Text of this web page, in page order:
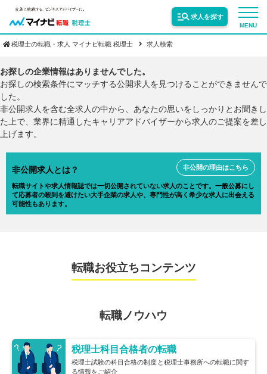
MENU
求人を探す
転職お役立ち情報
求人情報
税理士の転職・求人 マイナビ転職 税理士 求人検索
お探しの企業情報はありませんでした。
お探しの検索条件にマッチする公開求人を見つけることができませんで
した。
非公開求人を含む全求人の中から、あなたの思いをしっかりとお聞きし
た上で、業界に精通したキャリアアドバイザーから求人のご提案を差し
上げます。
非公開求人とは？
転職サイトや求人情報誌では一切公開されていない求人のことです。一般公募にし
て応募者の殺到を避けたい大手企業の求人や、専門性が高く希少な求人に出会える
可能性もあります。
非公開の理由はこちら
転職お役立ちコンテンツ
転職ノウハウ
税理士科目合格者の転職
税理士試験の科目合格の制度と税理士事務所への転職に関す
る情報をご紹介